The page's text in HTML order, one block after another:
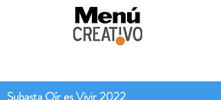
Subasta Oír es Vivir 2022